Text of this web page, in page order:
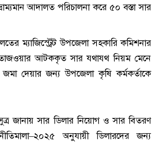
আদালত পরিচালনা করে ৫০ বস্তা সার
ম্যাজিস্ট্রেট উপজেলা সহকারি কমিশনার
আটককৃত সার যথাযথ নিয়ম মেনে
জমা দেয়ার জন্য উপজেলা কৃষি কর্মকর্তাকে
জানায় সার ডিলার নিয়োগ ও সার বিতরণ
অনুযায়ী ডিলারদের জন্য